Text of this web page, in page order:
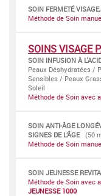
SOIN FERMETÉ
Méthode de Soin
SOINS VISAGE
SOIN INFUSION À
Peaux Déshydratées /
Sensibles / Peaux
Soleil
Méthode de Soin avec
SOIN ANTI-ÂGE
SIGNES DE L’ÂGE(50
Méthode de Soin
SOIN JEUNESSE
Méthode de Soin avec
JEUNESSE 1000